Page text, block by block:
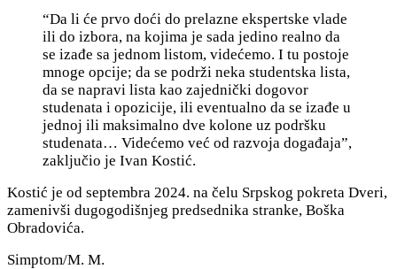
“Da li će prvo doći do prelazne ekspertske vlade
ili do izbora, na kojima je sada jedino realno da
se izađe sa jednom listom, videćemo. I tu postoje
mnoge opcije; da se podrži neka studentska lista,
da se napravi lista kao zajednički dogovor
studenata i opozicije, ili eventualno da se izađe u
jednoj ili maksimalno dve kolone uz podršku
studenata… Videćemo već od razvoja događaja”,
zaključio je Ivan Kostić.
Kostić je od septembra 2024. na čelu Srpskog pokreta Dveri,
zamenivši dugogodišnjeg predsednika stranke, Boška
Obradovića.
Simptom/M. M.